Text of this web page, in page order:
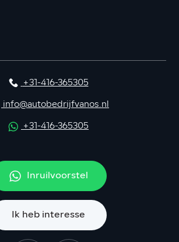
+31-416-365305
info@autobedrijfvanos.nl
+31-416-365305
Inruilvoorstel
Ik heb interesse